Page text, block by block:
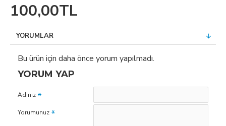
100,00TL
YORUMLAR
Bu ürün için daha önce yorum yapılmadı.
YORUM YAP
Adınız
Yorumunuz